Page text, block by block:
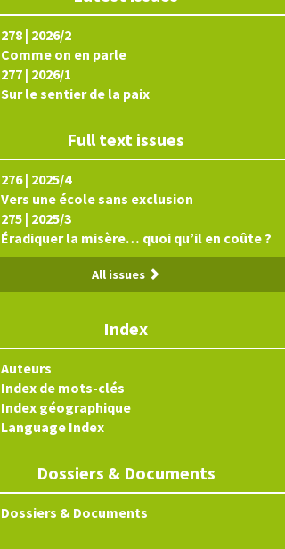
278 | 2026/2
Comme on en parle
277 | 2026/1
Sur le sentier de la paix
Full text issues
276 | 2025/4
Vers une école sans exclusion
275 | 2025/3
Éradiquer la misère… quoi qu’il en coûte ?
All issues
Index
Auteurs
Index de mots-clés
Index géographique
Language Index
Dossiers & Documents
Dossiers & Documents